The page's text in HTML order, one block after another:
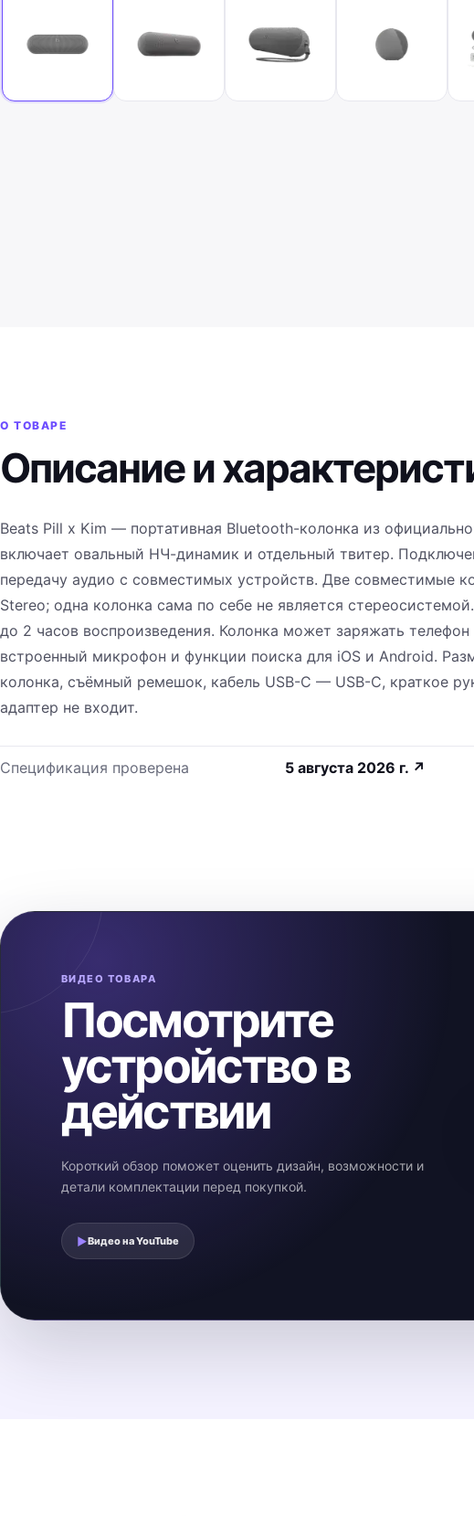
О ТОВАРЕ
Описание и
Beats Pill x Kim — портативная Bluetooth-колонка из
включает овальный НЧ-динамик и отдельный твитер.
передачу аудио с совместимых устройств. Две совместимые
Stereo; одна колонка сама по себе не является
до 2 часов воспроизведения. Колонка может заряжать
встроенный микрофон и функции поиска для iOS и Android.
колонка, съёмный ремешок, кабель USB-C — USB-C, краткое
адаптер не входит.
Спецификация проверена 5 августа 2026 г.↗
ВИДЕО ТОВАРА
Посмотрите
устройство в
действии
Короткий обзор поможет оценить дизайн, возможности и
детали комплектации перед покупкой.
▶Видео наYouTube